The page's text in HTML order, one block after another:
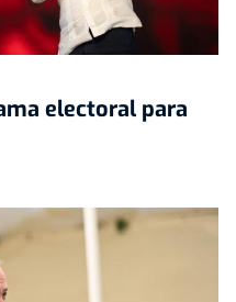
electoral para